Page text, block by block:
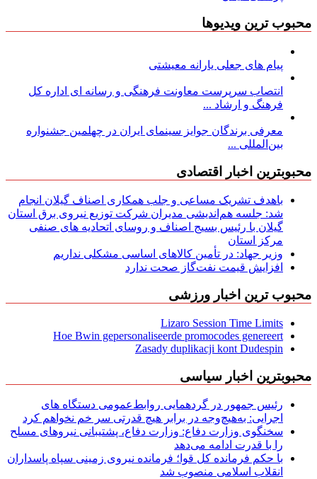
محبوب ترین ویدیوها
پیام های جعلی یارانه معیشتی
انتصاب سرپرست معاونت فرهنگی و رسانه ای اداره کل
فرهنگ و ارشاد ...
معرفی برندگان جوایز سینمای ایران در چهلمین جشنواره
بین‌المللی ...
محبوبترین اخبار اقتصادی
باهدف تشریک مساعی و جلب همکاری اصناف گیلان انجام
شد: جلسه هم‌اندیشی مدیران شركت توزیع نیروی برق استان
گیلان با رئیس بسیج اصناف و روسای اتحادیه های صنفی
مركز استان
وزیر جهاد: در تأمین کالاهای اساسی مشکلی نداریم
افزایش قیمت نفت‌گاز صحت ندارد
محبوب ترین اخبار ورزشی
Lizaro Session Time Limits
Hoe Bwin gepersonaliseerde promocodes genereert
Zasady duplikacji kont Dudespin
محبوبترین اخبار سیاسی
رئیس جمهور در گردهمایی روابط‌عمومی دستگاه های
اجرایی: به‌هیچ‌وجه در برابر هیچ قدرتی سر خم نخواهم کرد
سخنگوی وزارت دفاع: وزارت دفاع، پشتیبانی نیرو‌های مسلح
را با قدرت ادامه می‌دهد
با حکم فرمانده کل قوا؛ فرمانده نیروی زمینی سپاه پاسداران
انقلاب اسلامی منصوب شد